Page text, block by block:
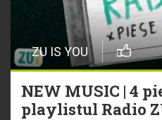
ZU IS YOU
NEW MUSIC | 4
playlistul Radio